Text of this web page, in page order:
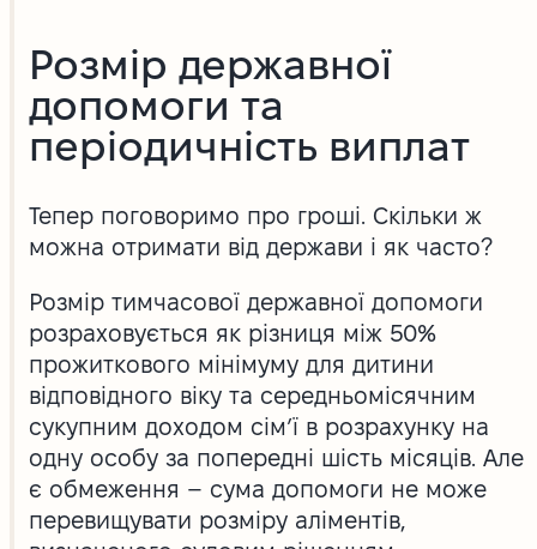
Розмір державної
допомоги та
періодичність виплат
Тепер поговоримо про гроші. Скільки ж
можна отримати від держави і як часто?
Розмір тимчасової державної допомоги
розраховується як різниця між 50%
прожиткового мінімуму для дитини
відповідного віку та середньомісячним
сукупним доходом сім’ї в розрахунку на
одну особу за попередні шість місяців. Але
є обмеження – сума допомоги не може
перевищувати розміру аліментів,